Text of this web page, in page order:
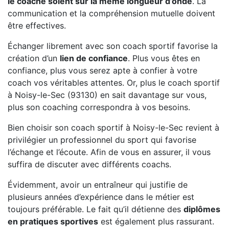
communication et la compréhension mutuelle doivent
être effectives.
Échanger librement avec son coach sportif favorise la
création d’un lien de confiance. Plus vous êtes en
confiance, plus vous serez apte à confier à votre
coach vos véritables attentes. Or, plus le coach sportif
à Noisy-le-Sec (93130) en sait davantage sur vous,
plus son coaching correspondra à vos besoins.
Bien choisir son coach sportif à Noisy-le-Sec revient à
privilégier un professionnel du sport qui favorise
l’échange et l’écoute. Afin de vous en assurer, il vous
suffira de discuter avec différents coachs.
Évidemment, avoir un entraîneur qui justifie de
plusieurs années d’expérience dans le métier est
toujours préférable. Le fait qu’il détienne des diplômes
en pratiques sportives est également plus rassurant.